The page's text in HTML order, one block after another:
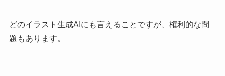
どのイラスト生成AIにも言えることですが、権利的な問
題もあります。